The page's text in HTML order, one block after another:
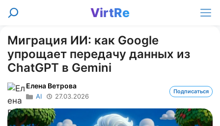
Перейти
VirtRe
Поиск
Миграция ИИ: как Google
упрощает передачу данных из
ChatGPT в Gemini
Елена Ветрова
AI 27.03.2026
Подписаться